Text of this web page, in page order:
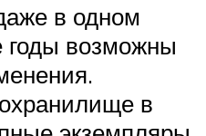
в одном
годы возможны
в